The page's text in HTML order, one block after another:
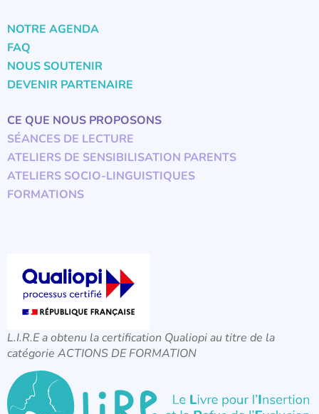
NOTRE AGENDA
FAQ
NOUS SOUTENIR
DEVENIR PARTENAIRE
CE QUE NOUS PROPOSONS
SÉANCES DE LECTURE
ATELIERS DE SENSIBILISATION PARENTS
ATELIERS SOCIO-LINGUISTIQUES
FORMATIONS
L.I.R.E a obtenu la certification Qualiopi au titre de la
catégorie ACTIONS DE FORMATION